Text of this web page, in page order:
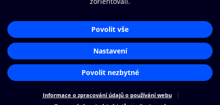
Přístupnost
Zásady zpracování osobních údajů
Nastavení cookies
Aplikace O2 Knihovna
Čti a poslouchej své e-knihy a
audioknihy rychleji a pohodlněji.